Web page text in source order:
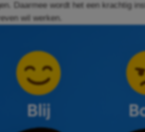
Daarmee wordt het een krachtig
wil werken.